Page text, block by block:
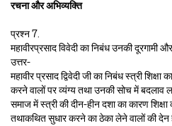
रचना और अभिव्यक्ति
प्रश्न 7.
महावीरप्रसाद विवेदी का निबंध उनकी
उत्तर-
महावीर प्रसाद द्विवेदी जी का निबंध स्त्री
करने वालों पर व्यंग्य तथा उनकी सोच में बदलाव
समाज में स्त्री की दीन-हीन दशा का कारण
तथाकथित सुधार करने का ठेका लेने वालों की